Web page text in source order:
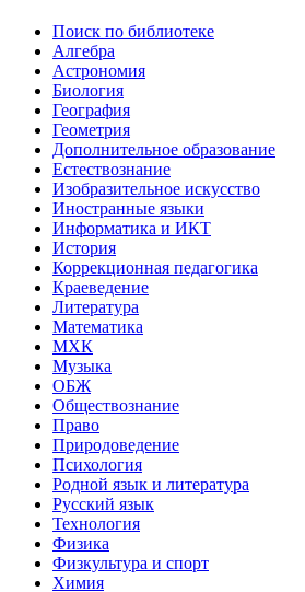
Поиск по библиотеке
Алгебра
Астрономия
Биология
География
Геометрия
Дополнительное образование
Естествознание
Изобразительное искусство
Иностранные языки
Информатика и ИКТ
История
Коррекционная педагогика
Краеведение
Литература
Математика
МХК
Музыка
ОБЖ
Обществознание
Право
Природоведение
Психология
Родной язык и литература
Русский язык
Технология
Физика
Физкультура и спорт
Химия